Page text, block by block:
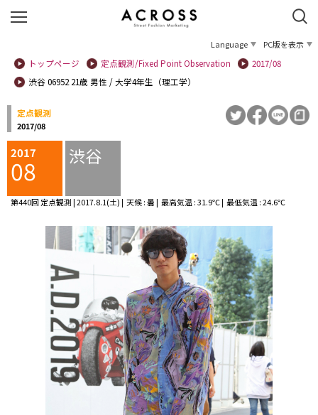
Language
PC版を表示
トップページ
定点観測/Fixed Point Observation
2017/08
渋谷 06952 21歳 男性 / 大学4年生（理工学）
定点観測
2017/08
2017
08 渋谷
第440回 定点観測 | 2017.8.1(土) | 天候 : 曇 | 最高気温 : 31.9℃ | 最低気温 : 24.6℃